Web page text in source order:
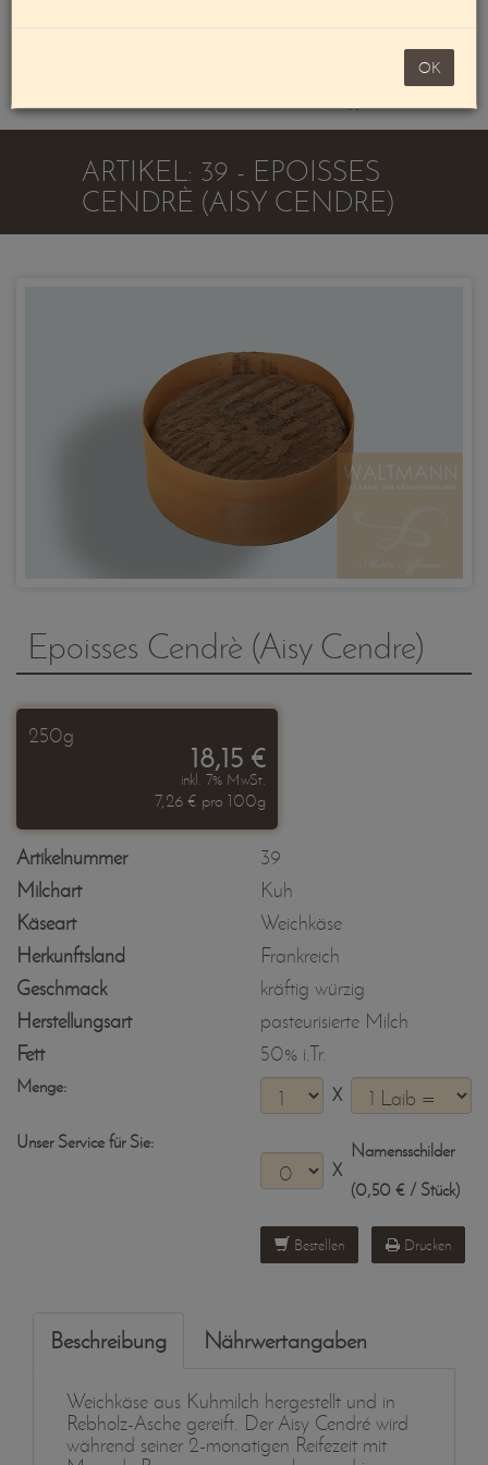
noch 100,00 €
Warenkorb
OK
ARTIKEL: 39 - EPOISSES
CENDRÈ (AISY CENDRE)
Epoisses Cendrè (Aisy Cendre)
250g
18,15 €
inkl. 7% MwSt.
7,26 € pro 100g
Artikelnummer
39
Milchart
Kuh
Käseart
Weichkäse
Herkunftsland
Frankreich
Geschmack
kräftig würzig
Herstellungsart
pasteurisierte Milch
Fett
50% i.Tr.
Menge: X
Unser Service für Sie:
X
Namensschilder
(0,50 € / Stück)
Bestellen Drucken
Beschreibung Nährwertangaben
Weichkäse aus Kuhmilch hergestellt und in
Rebholz-Asche gereift. Der Aisy Cendré wird
während seiner 2-monatigen Reifezeit mit